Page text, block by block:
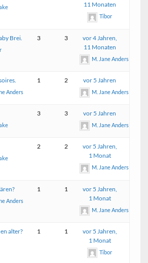
11 Monaten
Tibor
Brei. 3 3
vor 4 Jahren,
11 Monaten
M. Jane Anders
Anders
1 2 vor 5 Jahren
M. Jane Anders
3 3 vor 5 Jahren
M. Jane Anders
2 2
vor 5 Jahren,
1 Monat
M. Jane Anders
Anders
1 1
vor 5 Jahren,
1 Monat
M. Jane Anders
alter? 1 1
vor 5 Jahren,
1 Monat
Tibor